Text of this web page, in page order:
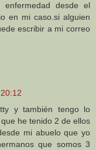
enfermedad desde el
en mi caso.si alguien
escribir a mi correo
y también tengo lo
he tenido 2 de ellos
mi abuelo que yo
que somos 3